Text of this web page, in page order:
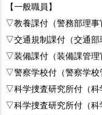
【一般職員】
▽教養課付（警務部理事
▽交通規制課付（交通部
▽装備課付（装備課管理
▽警察学校付（警察学校
▽科学捜査研究所付（科
▽科学捜査研究所付（科